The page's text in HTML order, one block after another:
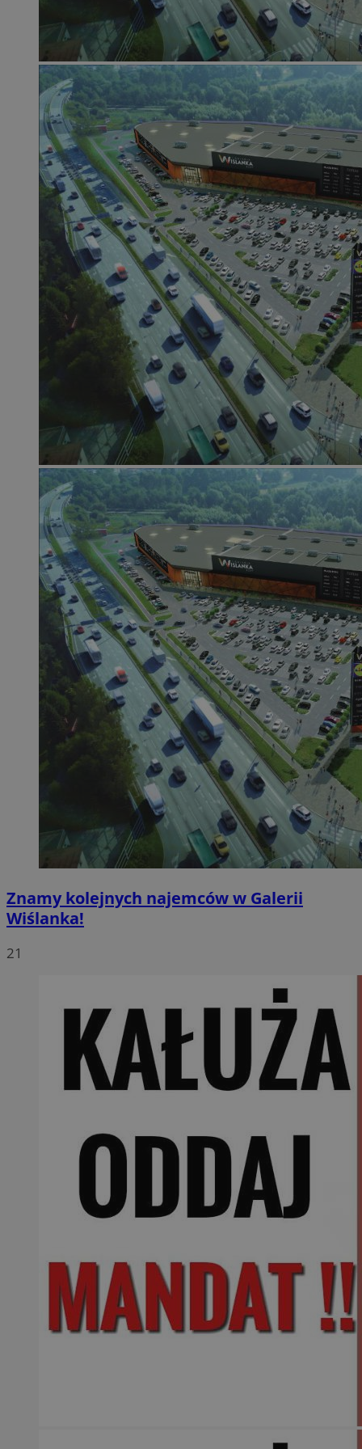
Znamy kolejnych najemców w Galerii
Wiślanka!
21